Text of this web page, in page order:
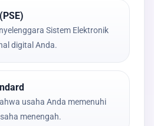
Sistem Elektronik
digital Anda.
usaha Anda memenuhi
menengah.